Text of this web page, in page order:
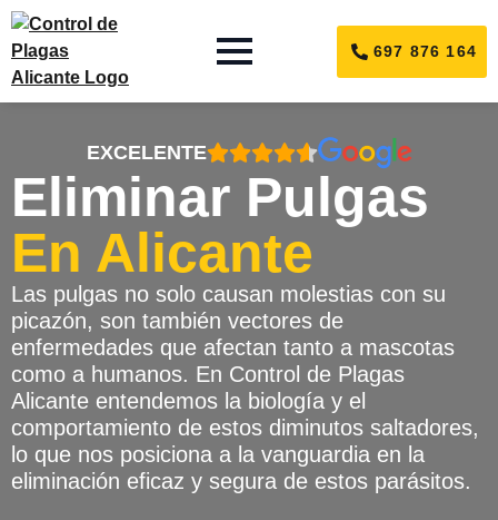
697 876 164
EXCELENTE
Eliminar Pulgas
En Alicante
Las pulgas no solo causan molestias con su
picazón, son también vectores de
enfermedades que afectan tanto a mascotas
como a humanos. En Control de Plagas
Alicante entendemos la biología y el
comportamiento de estos diminutos saltadores,
lo que nos posiciona a la vanguardia en la
eliminación eficaz y segura de estos parásitos.